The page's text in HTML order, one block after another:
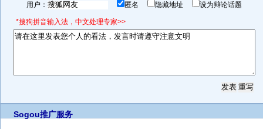
用户： 匿名 隐藏地址 设为辩论话题
*搜狗拼音输入法，中文处理专家>>
Sogou推广服务